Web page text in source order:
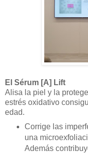
El Sérum [A] Lift
Alisa la piel y la
estrés oxidativo
edad.
Corrige las
una
Además